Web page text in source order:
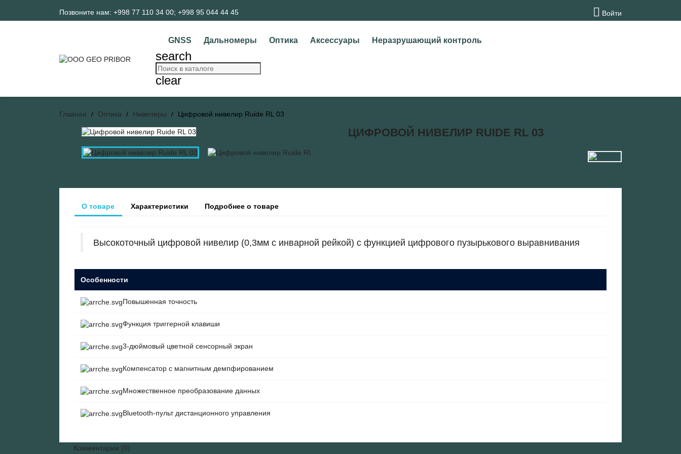
Позвоните нам: +998 77 110 34 00; +998 95 044 44 45  Войти
GNSS Дальномеры Оптика Аксессуары Неразрушающий контроль
search
clear
Главная Оптика Нивелиры Цифровой нивелир Ruide RL 03
ЦИФРОВОЙ НИВЕЛИР RUIDE RL 03
О товаре Характеристики Подробнее о товаре
Высокоточный цифровой нивелир (0,3мм с инварной рейкой) с функцией цифрового пузырькового выравнивания
Особенности
Повышенная точность
Функция триггерной клавиши
3-дюймовый цветной сенсорный экран
Компенсатор с магнитным демпфированием
Множественное преобразование данных
Bluetooth-пульт дистанционного управления
Комментарии (0)